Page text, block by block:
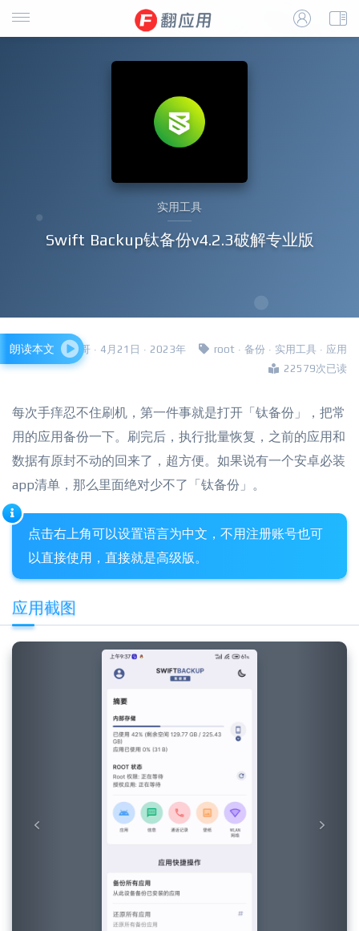
实用工具
Swift Backup钛备份v4.2.3破解专业版
四哥 · 4月21日 · 2023年 root · 备份 · 实用工具 · 应用
22579次已读
朗读本文
每次手痒忍不住刷机，第一件事就是打开「钛备份」，把常
用的应用备份一下。刷完后，执行批量恢复，之前的应用和
数据有原封不动的回来了，超方便。如果说有一个安卓必装
app清单，那么里面绝对少不了「钛备份」。
点击右上角可以设置语言为中文，不用注册账号也可
以直接使用，直接就是高级版。
应用截图
Next